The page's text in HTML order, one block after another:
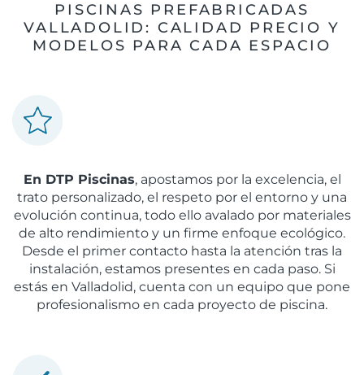
PISCINAS PREFABRICADAS
VALLADOLID: CALIDAD PRECIO Y
MODELOS PARA CADA ESPACIO
En DTP Piscinas, apostamos por la excelencia, el
trato personalizado, el respeto por el entorno y una
evolución continua, todo ello avalado por materiales
de alto rendimiento y un firme enfoque ecológico.
Desde el primer contacto hasta la atención tras la
instalación, estamos presentes en cada paso. Si
estás en Valladolid, cuenta con un equipo que pone
profesionalismo en cada proyecto de piscina.